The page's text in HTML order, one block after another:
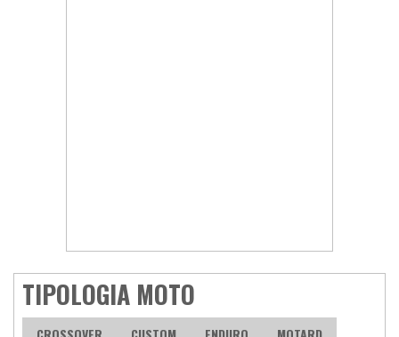
TIPOLOGIA MOTO